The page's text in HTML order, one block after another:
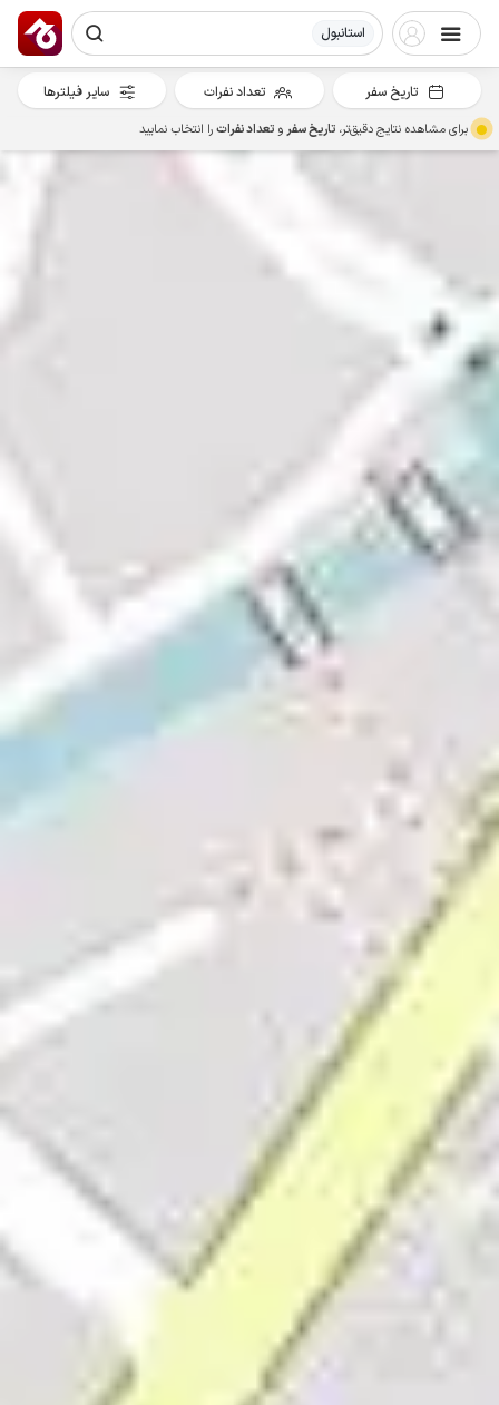
استانبول
تاریخ سفر تعداد نفرات سایر فیلترها
برای مشاهده نتایج دقیق‌تر، تاریخ سفرو تعداد نفراترا انتخاب نمایید